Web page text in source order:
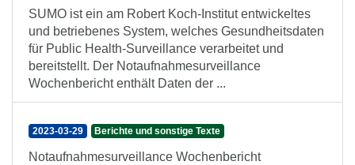
SUMO ist ein am Robert Koch-Institut entwickeltes
und betriebenes System, welches Gesundheitsdaten
für Public Health-Surveillance verarbeitet und
bereitstellt. Der Notaufnahmesurveillance
Wochenbericht enthält Daten der ...
2023-03-29 Berichte und sonstige Texte
Notaufnahmesurveillance Wochenbericht